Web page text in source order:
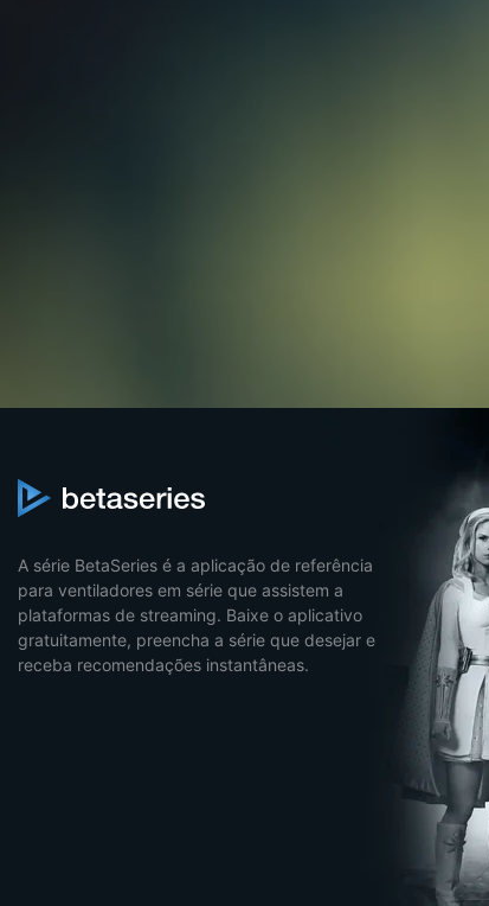
A série BetaSeries é a aplicação de referência
para ventiladores em série que assistem a
plataformas de streaming. Baixe o aplicativo
gratuitamente, preencha a série que desejar e
receba recomendações instantâneas.